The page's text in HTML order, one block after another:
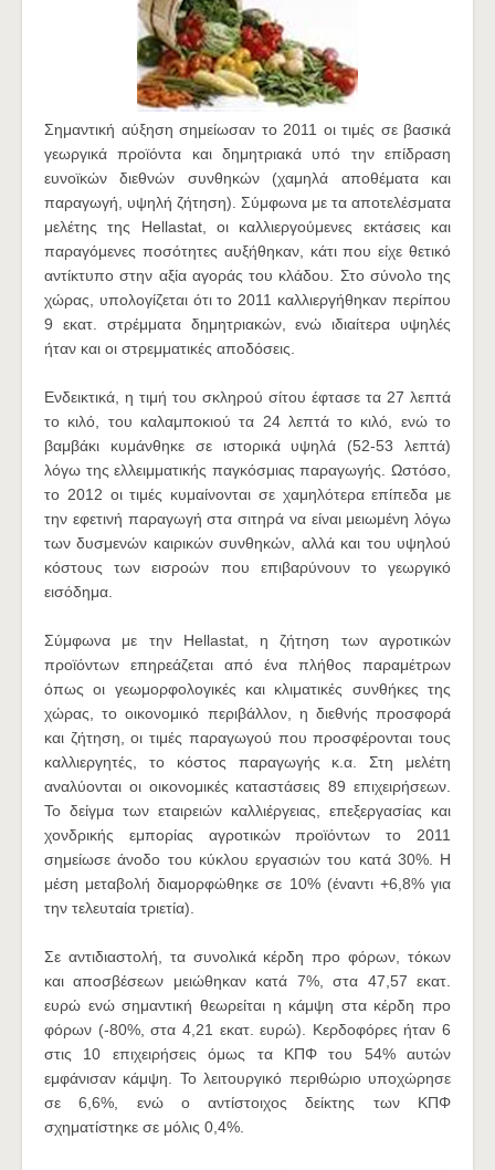
Σημαντική αύξηση σημείωσαν το 2011 οι τιμές σε βασικά
γεωργικά προϊόντα και δημητριακά υπό την επίδραση
ευνοϊκών διεθνών συνθηκών (χαμηλά αποθέματα και
παραγωγή, υψηλή ζήτηση). Σύμφωνα με τα αποτελέσματα
μελέτης της Hellastat, οι καλλιεργούμενες εκτάσεις και
παραγόμενες ποσότητες αυξήθηκαν, κάτι που είχε θετικό
αντίκτυπο στην αξία αγοράς του κλάδου. Στο σύνολο της
χώρας, υπολογίζεται ότι το 2011 καλλιεργήθηκαν περίπου
9 εκατ. στρέμματα δημητριακών, ενώ ιδιαίτερα υψηλές
ήταν και οι στρεμματικές αποδόσεις.
Ενδεικτικά, η τιμή του σκληρού σίτου έφτασε τα 27 λεπτά
το κιλό, του καλαμποκιού τα 24 λεπτά το κιλό, ενώ το
βαμβάκι κυμάνθηκε σε ιστορικά υψηλά (52-53 λεπτά)
λόγω της ελλειμματικής παγκόσμιας παραγωγής. Ωστόσο,
το 2012 οι τιμές κυμαίνονται σε χαμηλότερα επίπεδα με
την εφετινή παραγωγή στα σιτηρά να είναι μειωμένη λόγω
των δυσμενών καιρικών συνθηκών, αλλά και του υψηλού
κόστους των εισροών που επιβαρύνουν το γεωργικό
εισόδημα.
Σύμφωνα με την Hellastat, η ζήτηση των αγροτικών
προϊόντων επηρεάζεται από ένα πλήθος παραμέτρων
όπως οι γεωμορφολογικές και κλιματικές συνθήκες της
χώρας, το οικονομικό περιβάλλον, η διεθνής προσφορά
και ζήτηση, οι τιμές παραγωγού που προσφέρονται τους
καλλιεργητές, το κόστος παραγωγής κ.α. Στη μελέτη
αναλύονται οι οικονομικές καταστάσεις 89 επιχειρήσεων.
Το δείγμα των εταιρειών καλλιέργειας, επεξεργασίας και
χονδρικής εμπορίας αγροτικών προϊόντων το 2011
σημείωσε άνοδο του κύκλου εργασιών του κατά 30%. Η
μέση μεταβολή διαμορφώθηκε σε 10% (έναντι +6,8% για
την τελευταία τριετία).
Σε αντιδιαστολή, τα συνολικά κέρδη προ φόρων, τόκων
και αποσβέσεων μειώθηκαν κατά 7%, στα 47,57 εκατ.
ευρώ ενώ σημαντική θεωρείται η κάμψη στα κέρδη προ
φόρων (-80%, στα 4,21 εκατ. ευρώ). Κερδοφόρες ήταν 6
στις 10 επιχειρήσεις όμως τα ΚΠΦ του 54% αυτών
εμφάνισαν κάμψη. Το λειτουργικό περιθώριο υποχώρησε
σε 6,6%, ενώ ο αντίστοιχος δείκτης των ΚΠΦ
σχηματίστηκε σε μόλις 0,4%.